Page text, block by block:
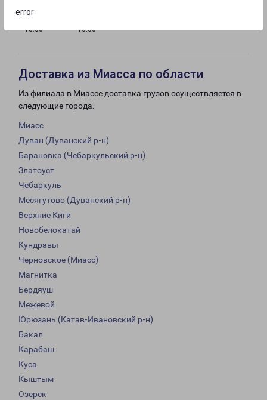
error
с 09:00 до
18:00
16:00
Доставка из Миасса по области
Из филиала в Миассе доставка грузов осуществляется в
следующие города:
Миасс
Дуван (Дуванский р-н)
Барановка (Чебаркульский р-н)
Златоуст
Чебаркуль
Месягутово (Дуванский р-н)
Верхние Киги
Новобелокатай
Кундравы
Черновское (Миасс)
Магнитка
Бердяуш
Межевой
Юрюзань (Катав-Ивановский р-н)
Бакал
Карабаш
Куса
Кыштым
Озерск